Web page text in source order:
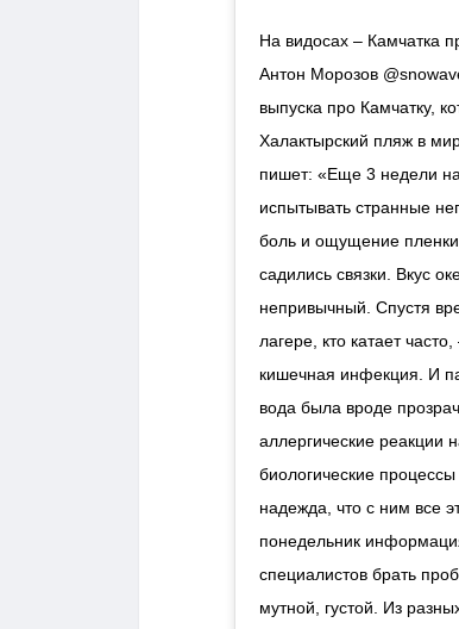
На видосах – Камчатка
Антон Морозов
выпуска про Камчатку,
Халактырский пляж в
пишет: «Еще 3 недели
испытывать странные
боль и ощущение
садились связки. Вкус
непривычный. Спустя
лагере, кто катает
кишечная инфекция. И
вода была вроде
аллергические реакции
биологические
надежда, что с ним все
понедельник
специалистов брать
мутной, густой. Из